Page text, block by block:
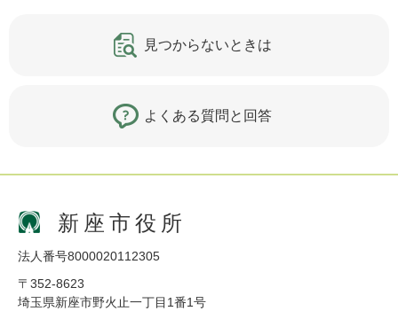
見つからないときは
よくある質問と回答
新座市役所
法人番号8000020112305
〒352-8623
埼玉県新座市野火止一丁目1番1号